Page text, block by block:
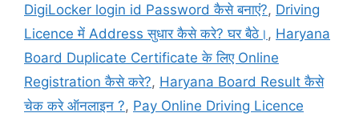
DigiLocker login id Password कैसे बनाएं?, Driving
Licence में Address सुधार कैसे करे? घर बैठे। , Haryana
Board Duplicate Certificate के लिए Online
Registration कैसे करे?, Haryana Board Result कैसे
चेक करे ऑनलाइन ?, Pay Online Driving Licence